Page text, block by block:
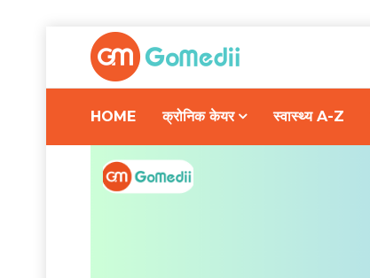
HOME क्रोनिक केयर स्वास्थ्य A-Z